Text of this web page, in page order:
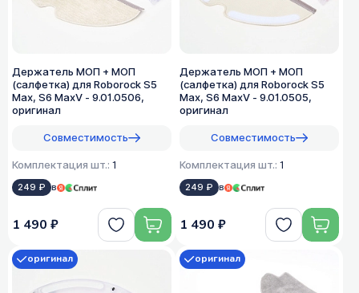
Держатель МОП + МОП
(салфетка) для Roborock S5
Max, S6 MaxV - 9.01.0506,
оригинал
Совместимость
Комплектация шт.: 1
249 ₽ в
1 490 ₽
Держатель МОП + МОП
(салфетка) для Roborock S5
Max, S6 MaxV - 9.01.0505,
оригинал
Совместимость
Комплектация шт.: 1
249 ₽ в
1 490 ₽
оригинал оригинал